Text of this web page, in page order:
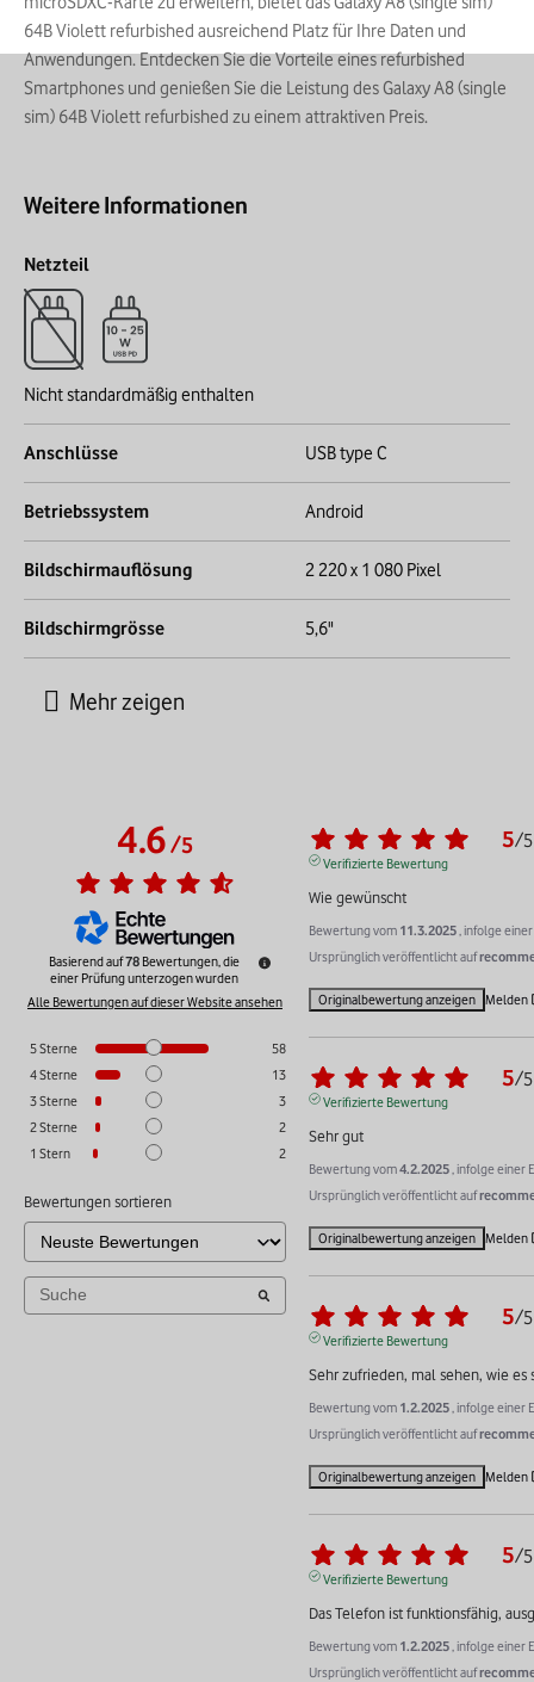
64B Violett refurbished ausreichend Platz für Ihre Daten und
Anwendungen. Entdecken Sie die Vorteile eines refurbished
Smartphones und genießen Sie die Leistung des Galaxy A8 (single
sim) 64B Violett refurbished zu einem attraktiven Preis.
Weitere Informationen
Netzteil
Nicht standardmäßig enthalten
Anschlüsse USB type C
Betriebssystem Android
Bildschirmauflösung 2 220 x 1 080 Pixel
Bildschirmgrösse 5,6"
4.6/5
Basierend auf78 Bewertungen, die
einer Prüfung unterzogen wurden
Alle Bewertungen auf dieser Website ansehen
5Sterne
58
4Sterne
13
3Sterne
3
2Sterne
2
1 Stern 2
Bewertungen sortieren
5/5
Verifizierte Bewertung
Wie gewünscht
Bewertung vom 11.3.2025 , infolge
Ursprünglich veröffentlicht auf
Originalbewertung anzeigen Melden
5/5
Verifizierte Bewertung
Sehr gut
Bewertung vom4.2.2025 , infolge einer
Ursprünglich veröffentlicht auf
Originalbewertung anzeigen Melden
5/5
Verifizierte Bewertung
Sehr zufrieden, mal sehen, wie
Bewertung vom 1.2.2025 , infolge einer
Ursprünglich veröffentlicht auf
Originalbewertung anzeigen Melden
5/5
Verifizierte Bewertung
Das Telefon ist funktionsfähig,
Bewertung vom 1.2.2025 , infolge einer
Ursprünglich veröffentlicht auf